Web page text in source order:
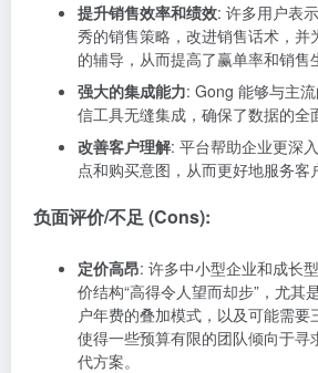
提升销售效率和绩效: 许多用户表
秀的销售策略，改进销售话术，并
的辅导，从而提高了赢单率和销售
强大的集成能力: Gong 能够与主
信工具无缝集成，确保了数据的全
改善客户理解: 平台帮助企业更深
点和购买意图，从而更好地服务客
负面评价/不足 (Cons):
定价高昂: 许多中小型企业和成长
价结构“高得令人望而却步”，尤其
户年费的叠加模式，以及可能需
使得一些预算有限的团队倾向于寻
代方案。